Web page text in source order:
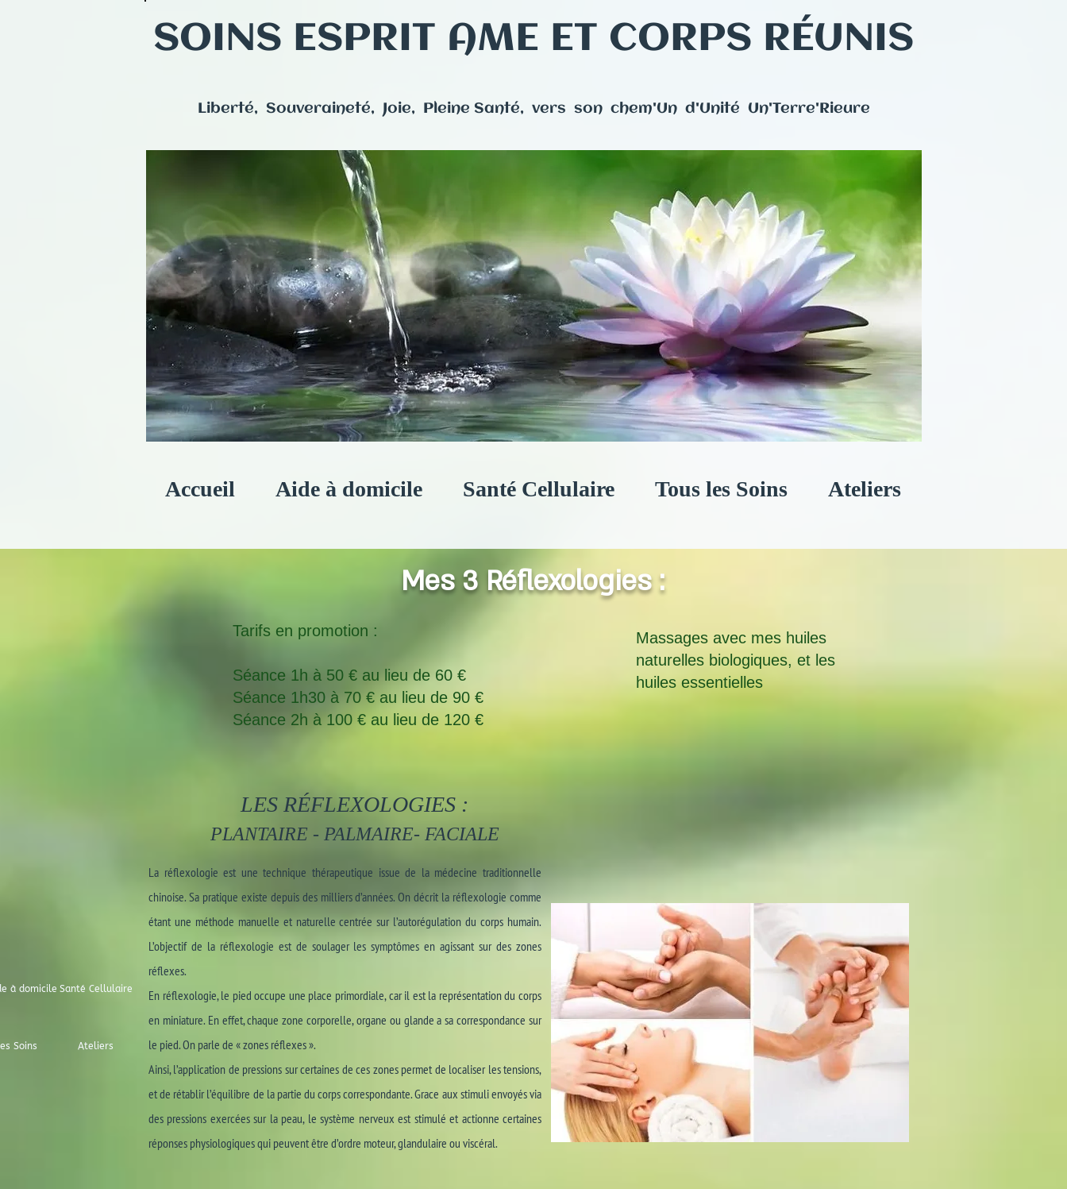
SOINS ESPRIT AME ET CORPS RÉUNIS
Liberté, Souveraineté, Joie, Pleine Santé, vers son chem'Un d'Unité Un'Terre'Rieure​
Accueil Aide à domicile Santé Cellulaire Tous les Soins Ateliers
Mes 3 Réflexologies :
Tarifs en promotion :
Séance 1h à 50 € au lieu de 60 €​
Séance 1h30 à 70 € au lieu de 90 €​
Séance 2h à 100 € au lieu de 120 €
Massages avec mes huiles
naturelles biologiques, et les
huiles essentielles
à domicile Santé Cellulaire
Soins Ateliers
La réflexologie est une technique thérapeutique issue de la médecine traditionnelle
chinoise. Sa pratique existe depuis des milliers d’années. On décrit la réflexologie comme
étant une méthode manuelle et naturelle centrée sur l’autorégulation du corps humain.
L’objectif de la réflexologie est de soulager les symptômes en agissant sur des zones
réflexes.
En réflexologie, le pied occupe une place primordiale, car il est la représentation du corps
en miniature. En effet, chaque zone corporelle, organe ou glande a sa correspondance sur
le pied. On parle de « zones réflexes ».
Ainsi, l’application de pressions sur certaines de ces zones permet de localiser les tensions,
et de rétablir l’équilibre de la partie du corps correspondante. Grace aux stimuli envoyés via
des pressions exercées sur la peau, le système nerveux est stimulé et actionne certaines
réponses physiologiques qui peuvent être d’ordre moteur, glandulaire ou viscéral.
LES RÉFLEXOLOGIES :
PLANTAIRE - PALMAIRE- FACIALE